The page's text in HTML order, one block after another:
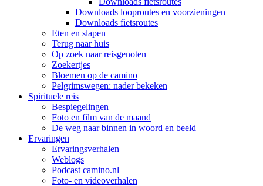
Downloads looproutes en voorzieningen
Downloads fietsroutes
Eten en slapen
Terug naar huis
Op zoek naar reisgenoten
Zoekertjes
Bloemen op de camino
Pelgrimswegen: nader bekeken
Spirituele reis
Bespiegelingen
Foto en film van de maand
De weg naar binnen in woord en beeld
Ervaringen
Ervaringsverhalen
Weblogs
Podcast camino.nl
Foto- en videoverhalen